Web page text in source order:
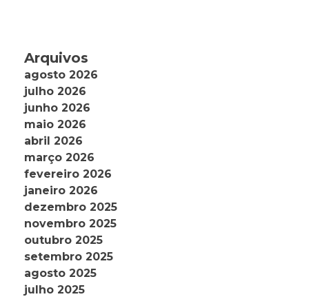
Arquivos
agosto 2026
julho 2026
junho 2026
maio 2026
abril 2026
março 2026
fevereiro 2026
janeiro 2026
dezembro 2025
novembro 2025
outubro 2025
setembro 2025
agosto 2025
julho 2025